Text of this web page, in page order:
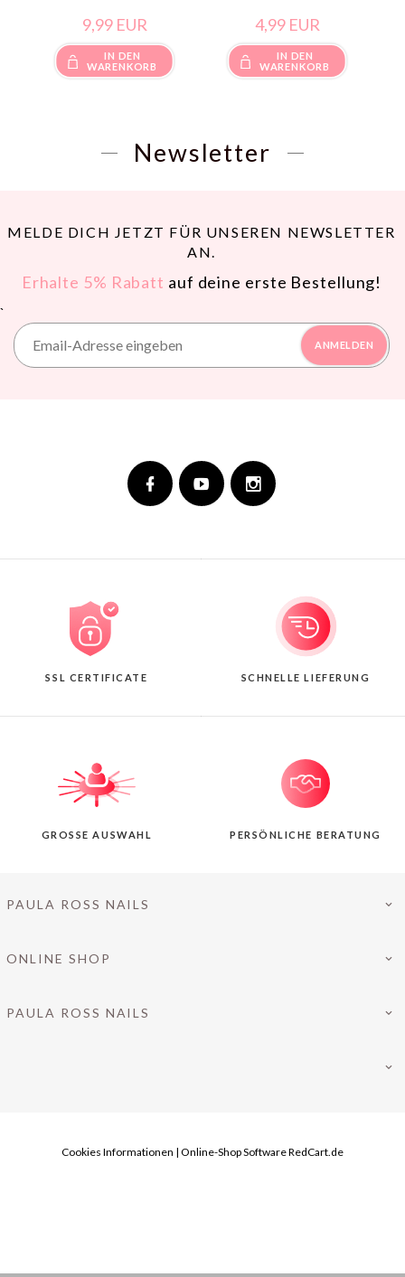
9,99 EUR
IN DEN
WARENKORB
4,99 EUR
IN DEN
WARENKORB
Newsletter
MELDE DICH JETZT FÜR UNSEREN NEWSLETTER
AN.
Erhalte 5% Rabatt auf deine erste Bestellung!
`
ANMELDEN
SSL CERTIFICATE SCHNELLE LIEFERUNG
GROSSE AUSWAHL PERSÖNLICHE BERATUNG
PAULA ROSS NAILS
ONLINE SHOP
PAULA ROSS NAILS
Cookies Informationen | Online-Shop SoftwareRedCart.de